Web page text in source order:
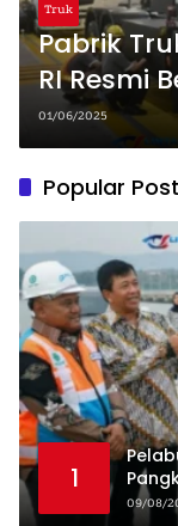
Truk
Pabrik
RI Resmi
01/06/2025
Popular
1
09/08/